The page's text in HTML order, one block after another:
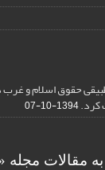
حقوق اسلام و
کرد.1394-10-07
مقالات مجله